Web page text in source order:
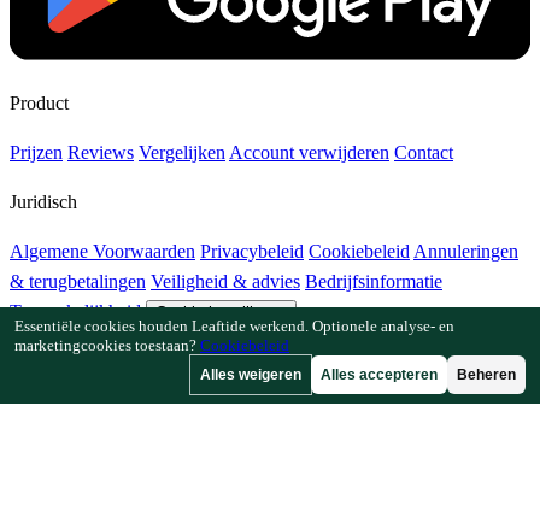
Product
Prijzen Reviews Vergelijken Account verwijderen Contact
Juridisch
Algemene Voorwaarden Privacybeleid Cookiebeleid Annuleringen
& terugbetalingen Veiligheid & advies Bedrijfsinformatie
Toegankelijkheid
Cookie-instellingen
Hoe Leaftide werkt Tuinplanner-gids Plantenbibliotheek Tuingalerij
Essentiële cookies houden Leaftide werkend. Optionele analyse- en
marketingcookies toestaan? Cookiebeleid
Alles weigeren Alles accepteren Beheren